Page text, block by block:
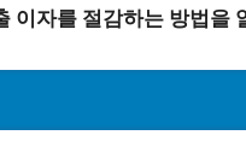
이자를 절감하는 방법을